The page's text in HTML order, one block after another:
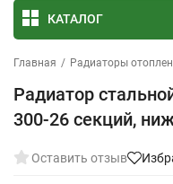
КАТАЛОГ
Главная / Радиаторы
Радиатор
300-26 секций,
Оставить отзыв